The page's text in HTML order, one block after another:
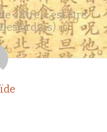
«Etre, c’est être
»